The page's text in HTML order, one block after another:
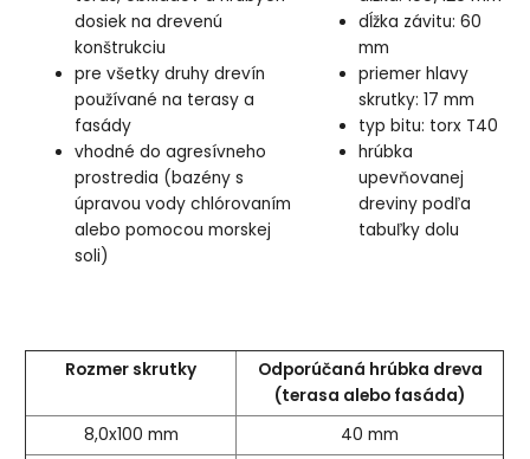
dosiek na drevenú
konštrukciu
pre všetky druhy drevín
používané na terasy a
fasády
vhodné do agresívneho
prostredia (bazény s
úpravou vody chlórovaním
alebo pomocou morskej
soli)
dĺžka závitu: 60
mm
priemer hlavy
skrutky: 17 mm
typ bitu: torx T40
hrúbka
upevňovanej
dreviny podľa
tabuľky dolu
Rozmer skrutky
Odporúčaná hrúbka dreva
(terasa alebo fasáda)
8,0x100 mm
40 mm